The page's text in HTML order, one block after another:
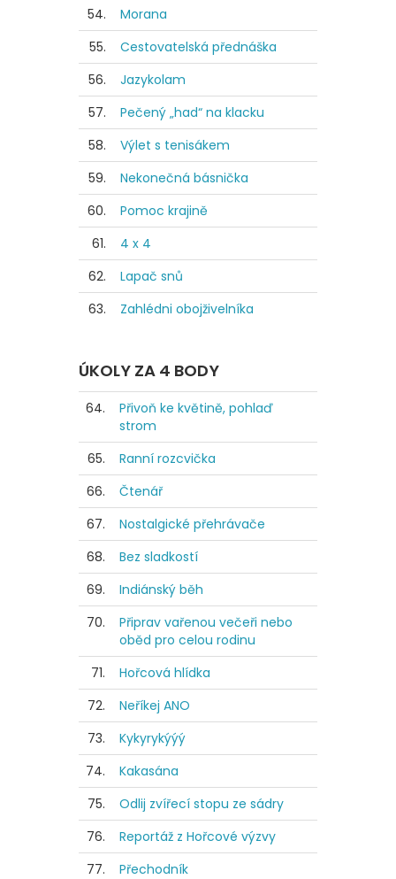
54.
Morana
55.
Cestovatelská přednáška
56.
Jazykolam
57.
Pečený „had“ na klacku
58.
Výlet s tenisákem
59.
Nekonečná básnička
60.
Pomoc krajině
61.
4 x 4
62.
Lapač snů
63.
Zahlédni obojživelníka
ÚKOLY ZA 4 BODY
64.
Přivoň ke květině, pohlaď
strom
65.
Ranní rozcvička
66.
Čtenář
67.
Nostalgické přehrávače
68.
Bez sladkostí
69.
Indiánský běh
70.
Připrav vařenou večeři nebo
oběd pro celou rodinu
71.
Hořcová hlídka
72.
Neříkej ANO
73.
Kykyrykýýý
74.
Kakasána
75.
Odlij zvířecí stopu ze sádry
76.
Reportáž z Hořcové výzvy
77.
Přechodník